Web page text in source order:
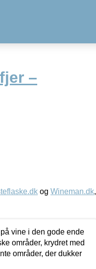
–
og Wineman.dk,
vine i den gode ende
områder, krydret med
områder, der dukker